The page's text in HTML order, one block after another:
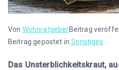
Von WohnratgeberBeitrag
Beitrag gepostet inSonstiges
Das Unsterblichkeitskraut,